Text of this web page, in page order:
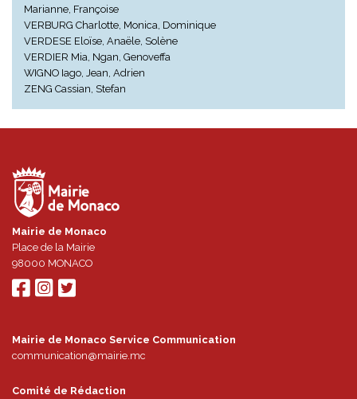
Marianne, Françoise
VERBURG Charlotte, Monica, Dominique
VERDESE Eloïse, Anaële, Solène
VERDIER Mia, Ngan, Genoveffa
WIGNO Iago, Jean, Adrien
ZENG Cassian, Stefan
Mairie de Monaco
Place de la Mairie
98000 MONACO
Mairie de Monaco Service Communication
communication@mairie.mc
Comité de Rédaction